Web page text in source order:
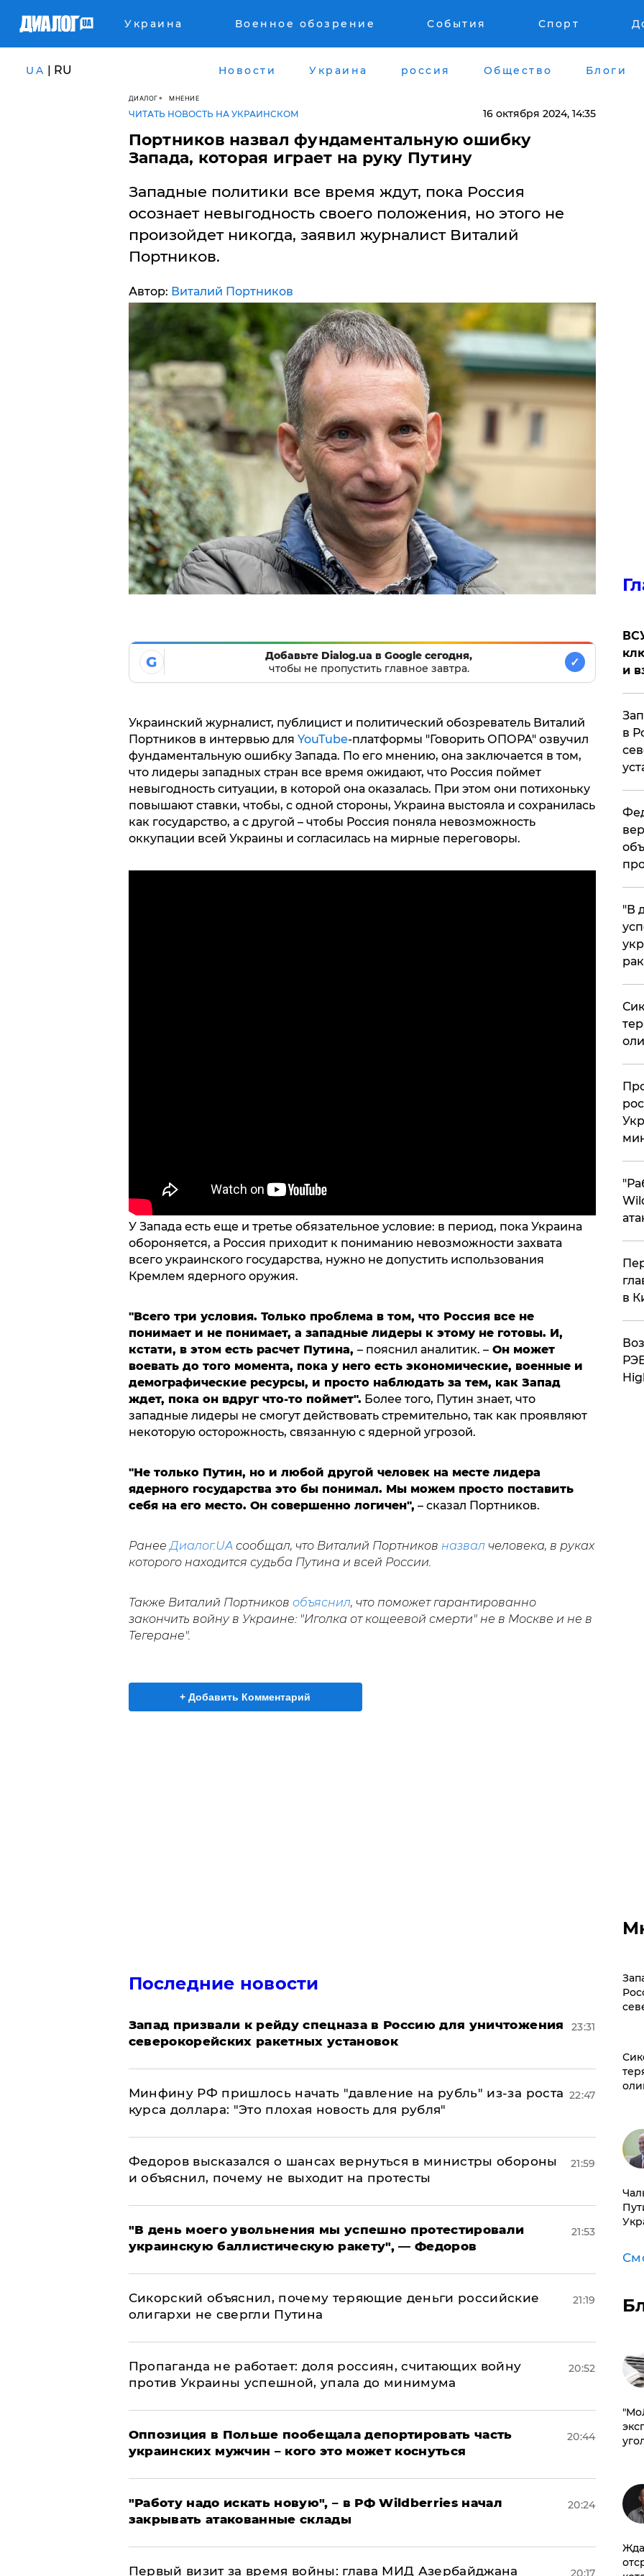
Украина Военное обозрение События Спорт
UA | RU Новости Украина россия Общество Блоги
ДИАЛОГ МНЕНИЕ
ЧИТАТЬ НОВОСТЬ НА УКРАИНСКОМ 16 октября 2024, 14:35
Портников назвал фундаментальную ошибку
Запада, которая играет на руку Путину
Западные политики все время ждут, пока Россия
осознает невыгодность своего положения, но этого не
произойдет никогда, заявил журналист Виталий
Портников.
Автор: Виталий Портников
G
Добавьте Dialog.ua в Google сегодня,
чтобы не пропустить главное завтра.
✓
Украинский журналист, публицист и политический обозреватель Виталий
Портников в интервью для YouTube-платформы "Говорить ОПОРА" озвучил
фундаментальную ошибку Запада. По его мнению, она заключается в том,
что лидеры западных стран все время ожидают, что Россия поймет
невыгодность ситуации, в которой она оказалась. При этом они потихоньку
повышают ставки, чтобы, с одной стороны, Украина выстояла и сохранилась
как государство, а с другой – чтобы Россия поняла невозможность
оккупации всей Украины и согласилась на мирные переговоры.
У Запада есть еще и третье обязательное условие: в период, пока Украина
обороняется, а Россия приходит к пониманию невозможности захвата
всего украинского государства, нужно не допустить использования
Кремлем ядерного оружия.
"Всего три условия. Только проблема в том, что Россия все не
понимает и не понимает, а западные лидеры к этому не готовы. И,
кстати, в этом есть расчет Путина, – пояснил аналитик. –Он может
воевать до того момента, пока у него есть экономические, военные и
демографические ресурсы, и просто наблюдать за тем, как Запад
ждет, пока он вдруг что-то поймет". Более того, Путин знает, что
западные лидеры не смогут действовать стремительно, так как проявляют
некоторую осторожность, связанную с ядерной угрозой.
"Не только Путин, но и любой другой человек на месте лидера
ядерного государства это бы понимал. Мы можем просто поставить
себя на его место. Он совершенно логичен", – сказал Портников.
РанееДиалог.UAсообщал, что Виталий Портников назвал человека, в руках
которого находится судьба Путина и всей России.
Также Виталий Портников объяснил, что поможет гарантированно
закончить войну в Украине: "Иголка от кощеевой смерти" не в Москве и не в
Тегеране".
+ Добавить Комментарий
Последние новости
Запад призвали к рейду спецназа в Россию для уничтожения
северокорейских ракетных установок
23:31
Минфину РФ пришлось начать "давление на рубль" из-за роста
курса доллара: "Это плохая новость для рубля"
22:47
Федоров высказался о шансах вернуться в министры обороны
и объяснил, почему не выходит на протесты
21:59
​"В день моего увольнения мы успешно протестировали
украинскую баллистическую ракету", — Федоров
21:53
Сикорский объяснил, почему теряющие деньги российские
олигархи не свергли Путина
21:19
​Пропаганда не работает: доля россиян, считающих войну
против Украины успешной, упала до минимума
20:52
Оппозиция в Польше пообещала депортировать часть
украинских мужчин – кого это может коснуться
20:44
"Работу надо искать новую", – в РФ Wildberries начал
закрывать атакованные склады
20:24
Первый визит за время войны: глава МИД Азербайджана 20:17
и
в
​"В
в